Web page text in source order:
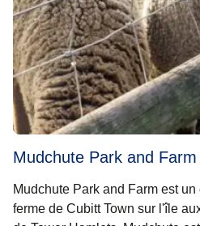
Mudchute Park and Farm
Mudchute Park and Farm est
ferme de Cubitt Town sur l'île